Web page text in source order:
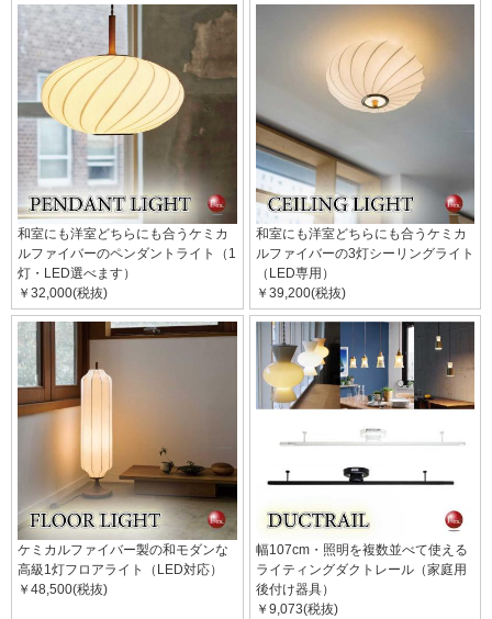
和室にも洋室どちらにも合うケミカ
ルファイバーのペンダントライト（1
灯・LED選べます）
￥32,000(税抜)
和室にも洋室どちらにも合うケミカ
ルファイバーの3灯シーリングライト
（LED専用）
￥39,200(税抜)
ケミカルファイバー製の和モダンな
高級1灯フロアライト（LED対応）
￥48,500(税抜)
幅107cm・照明を複数並べて使える
ライティングダクトレール（家庭用
後付け器具）
￥9,073(税抜)